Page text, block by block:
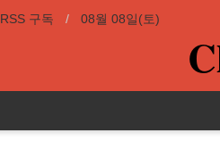
RSS 구독 08월 08일(토)